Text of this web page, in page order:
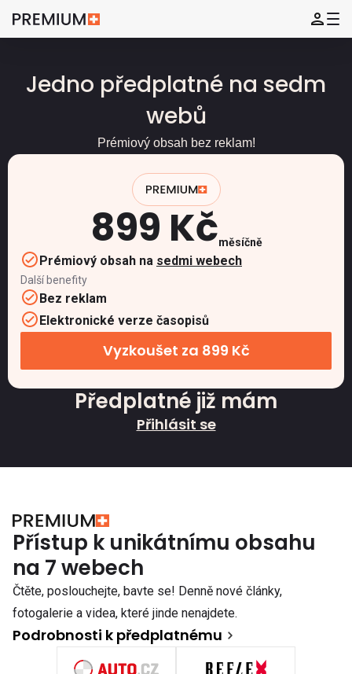
Jedno předplatné na sedm
webů
Prémiový obsah bez reklam!
899 Kčměsíčně
Prémiový obsah na sedmi webech
Další benefity
Bez reklam
Elektronické verze časopisů
Vyzkoušet za 899 Kč
Předplatné již mám
Přihlásit se
Přístup k unikátnímu obsahu
na 7 webech
Čtěte, poslouchejte, bavte se! Denně nové články,
fotogalerie a videa, které jinde nenajdete.
Podrobnosti k předplatnému